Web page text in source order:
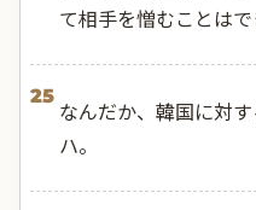
て相手を憎むことはで
25
なんだか、韓国に対
ハ。